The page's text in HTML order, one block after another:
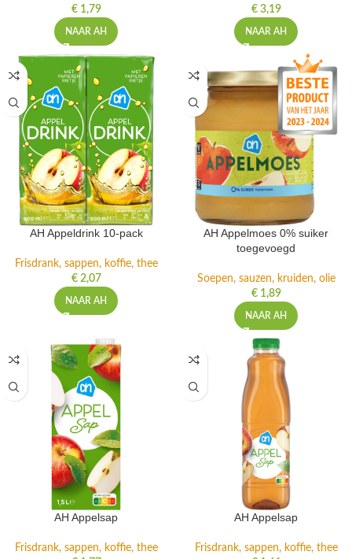
Aardappel, Groente, Fruit
€ 1,79
NAAR AH
Kaas, vleeswaren, tapas
€ 3,19
NAAR AH
Frisdrank, sappen, koffie, thee
€ 2,07
NAAR AH
AH Appelmoes 0% suiker
Soepen, sauzen, kruiden, olie
€ 1,89
NAAR AH